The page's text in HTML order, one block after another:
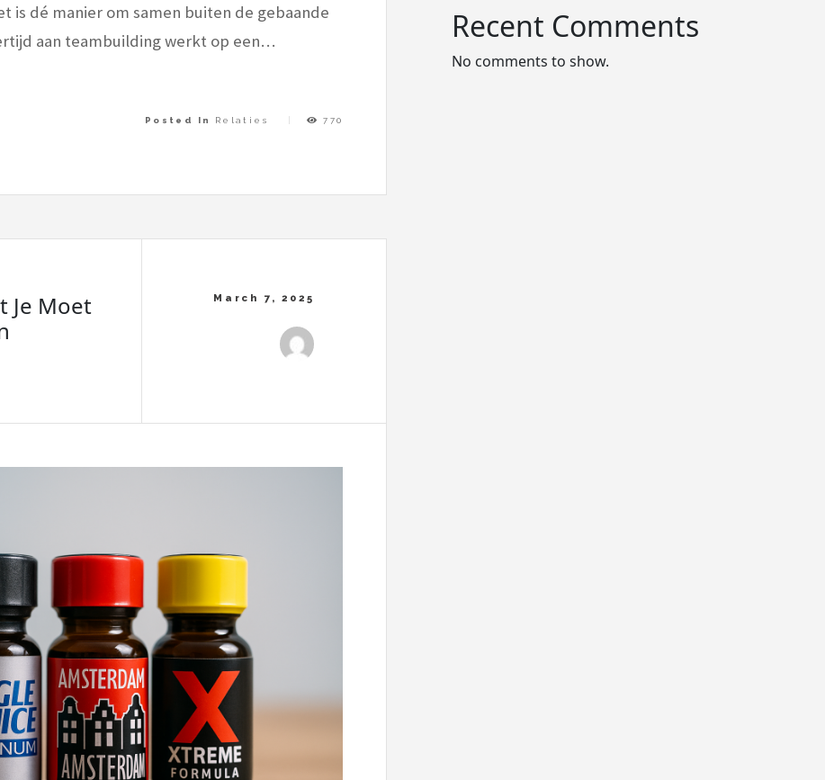
is dé manier om samen buiten de gebaande
aan teambuilding werkt op een…
Posted In Relaties 770
Je Moet
Recent Comments
No comments to show.